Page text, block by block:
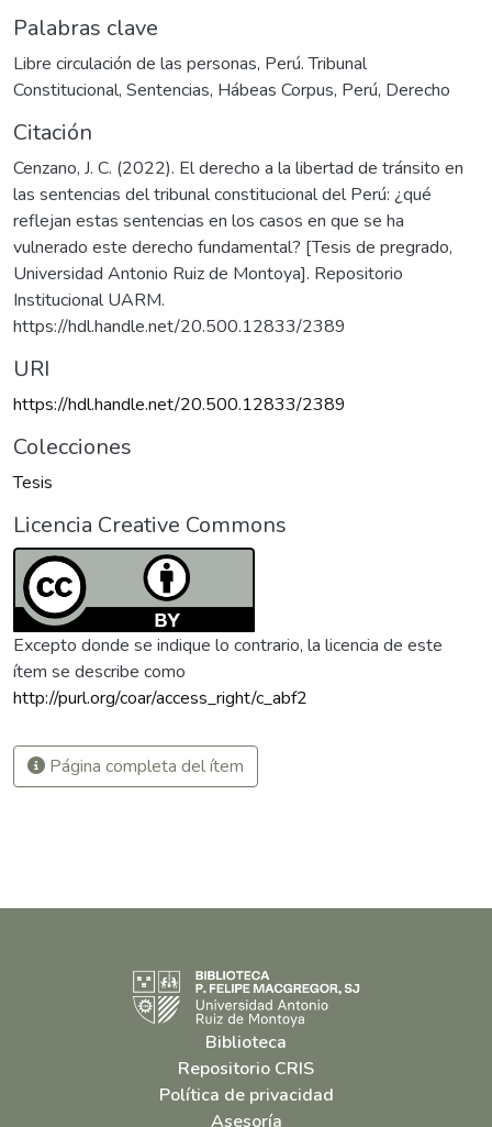
Palabras clave
Libre circulación de las personas, Perú. Tribunal
Constitucional, Sentencias, Hábeas Corpus, Perú, Derecho
Citación
Cenzano, J. C. (2022). El derecho a la libertad de tránsito en
las sentencias del tribunal constitucional del Perú: ¿qué
reflejan estas sentencias en los casos en que se ha
vulnerado este derecho fundamental? [Tesis de pregrado,
Universidad Antonio Ruiz de Montoya]. Repositorio
Institucional UARM.
https://hdl.handle.net/20.500.12833/2389
URI
https://hdl.handle.net/20.500.12833/2389
Colecciones
Tesis
Licencia Creative Commons
Excepto donde se indique lo contrario, la licencia de este
ítem se describe como
http://purl.org/coar/access_right/c_abf2
Página completa del ítem
Biblioteca
Repositorio CRIS
Política de privacidad
Asesoría